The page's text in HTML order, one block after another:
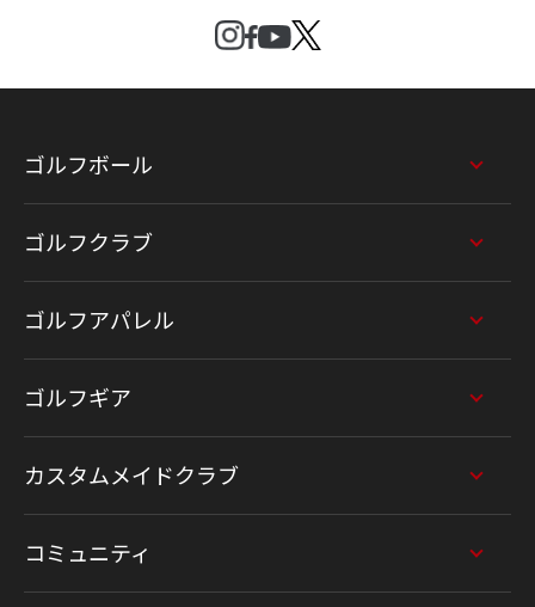
ゴルフボール
ゴルフクラブ
ゴルフアパレル
ゴルフギア
カスタムメイドクラブ
コミュニティ